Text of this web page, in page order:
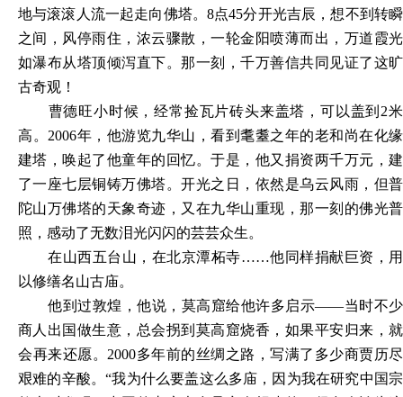
地与滚滚人流一起走向佛塔。8点45分开光吉辰，想不到转瞬
之间，风停雨住，浓云骤散，一轮金阳喷薄而出，万道霞光
如瀑布从塔顶倾泻直下。那一刻，千万善信共同见证了这旷
古奇观！
曹德旺小时候，经常捡瓦片砖头来盖塔，可以盖到 2米
高。2006年，他游览九华山，看到耄耋之年的老和尚在化缘
建塔，唤起了他童年的回忆。于是，他又捐资两千万元，建
了一座七层铜铸万佛塔。开光之日，依然是乌云风雨，但普
陀山万佛塔的天象奇迹，又在九华山重现，那一刻的佛光普
照，感动了无数泪光闪闪的芸芸众生。
在山西五台山，在北京潭柘寺……他同样捐献巨资，用
以修缮名山古庙。
他到过敦煌，他说，莫高窟给他许多启示——当时不少
商人出国做生意，总会拐到莫高窟烧香，如果平安归来，就
会再来还愿。2000多年前的丝绸之路，写满了多少商贾历尽
艰难的辛酸。“我为什么要盖这么多庙，因为我在研究中国宗